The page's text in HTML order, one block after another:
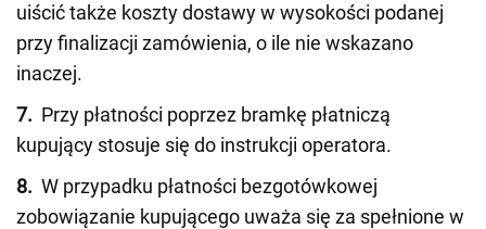
uiścić także koszty dostawy w wysokości podanej
przy finalizacji zamówienia, o ile nie wskazano
inaczej.
7. Przy płatności poprzez bramkę płatniczą
kupujący stosuje się do instrukcji operatora.
8. W przypadku płatności bezgotówkowej
zobowiązanie kupującego uważa się za spełnione w